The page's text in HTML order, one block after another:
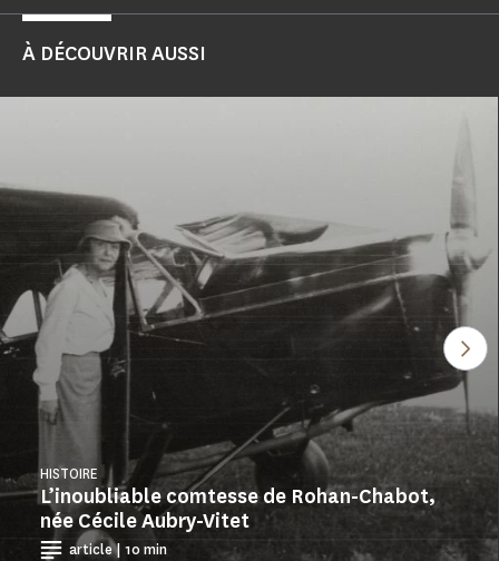
À DÉCOUVRIR AUSSI
L’inoubliable comtesse de Rohan-Chabot,
née Cécile Aubry-Vitet
HISTOIRE
article | 10 min